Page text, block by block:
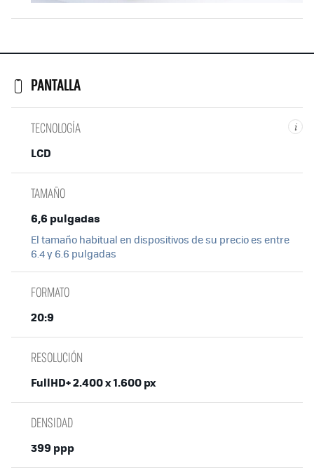
PANTALLA
i
TECNOLOGÍA
LCD
TAMAÑO
6,6 pulgadas
El tamaño habitual en dispositivos de su precio es entre
6.4 y 6.6 pulgadas
FORMATO
20:9
RESOLUCIÓN
FullHD+ 2.400 x 1.600 px
DENSIDAD
399 ppp